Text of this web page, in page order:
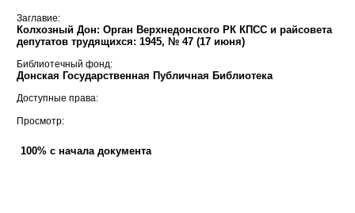
Заглавие:
Колхозный Дон: Орган Верхнедонского РК КПСС и райсовета
депутатов трудящихся: 1945, № 47 (17 июня)
Библиотечный фонд:
Донская Государственная Публичная Библиотека
Доступные права:
Просмотр:
100% с начала документа